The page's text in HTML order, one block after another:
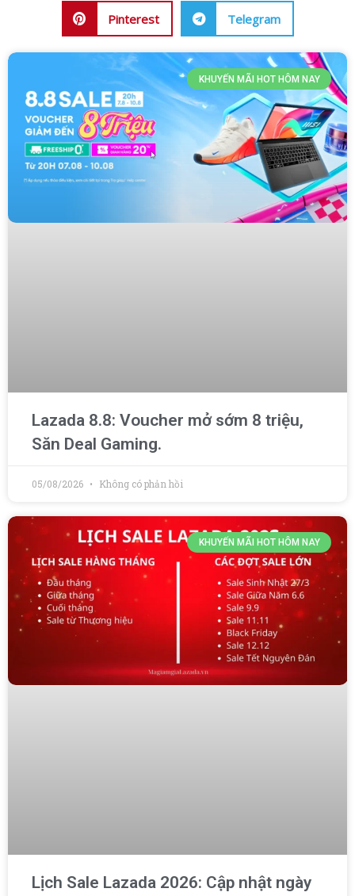
Pinterest Telegram
KHUYẾN MÃI HOT HÔM NAY
Lazada 8.8: Voucher mở sớm 8 triệu,
Săn Deal Gaming.
05/08/2026 Không có phản hồi
KHUYẾN MÃI HOT HÔM NAY
Lịch Sale Lazada 2026: Cập nhật ngày